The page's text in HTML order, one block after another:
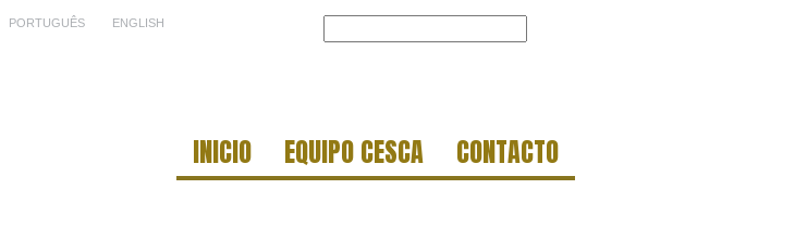
PORTUGUÊS ENGLISH
INICIO EQUIPO CESCA CONTACTO